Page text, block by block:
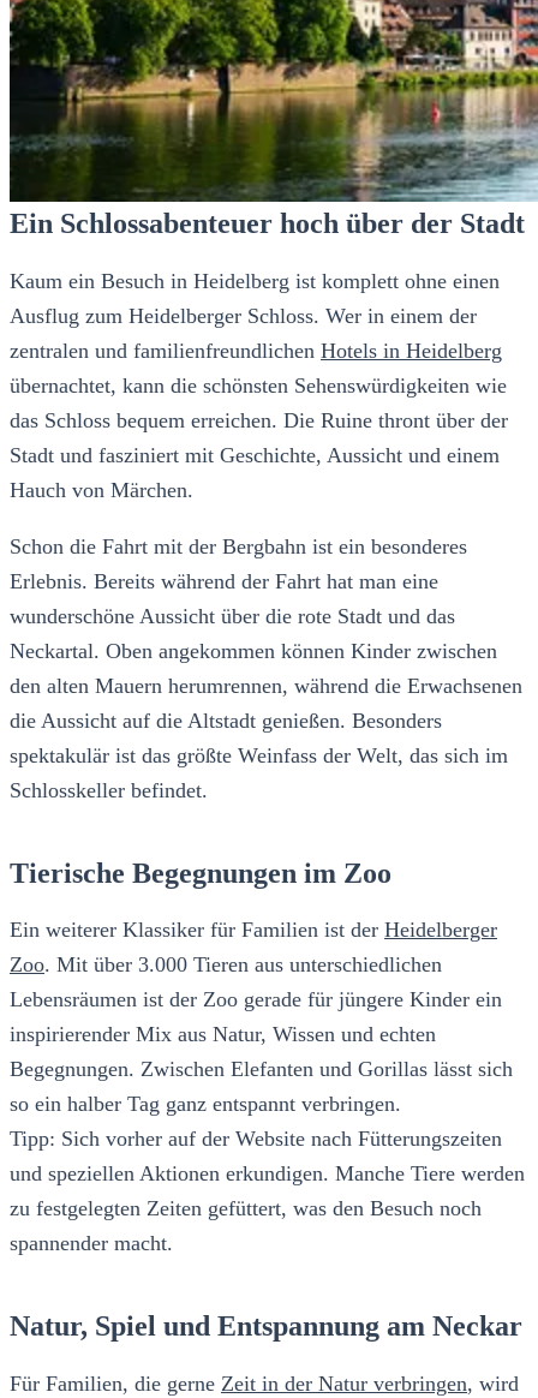
Ein Schlossabenteuer hoch über der Stadt
Kaum ein Besuch in Heidelberg ist komplett ohne einen
Ausflug zum Heidelberger Schloss. Wer in einem der
zentralen und familienfreundlichen Hotels in Heidelberg
übernachtet, kann die schönsten Sehenswürdigkeiten wie
das Schloss bequem erreichen. Die Ruine thront über der
Stadt und fasziniert mit Geschichte, Aussicht und einem
Hauch von Märchen.
Schon die Fahrt mit der Bergbahn ist ein besonderes
Erlebnis. Bereits während der Fahrt hat man eine
wunderschöne Aussicht über die rote Stadt und das
Neckartal. Oben angekommen können Kinder zwischen
den alten Mauern herumrennen, während die Erwachsenen
die Aussicht auf die Altstadt genießen. Besonders
spektakulär ist das größte Weinfass der Welt, das sich im
Schlosskeller befindet.
Tierische Begegnungen im Zoo
Ein weiterer Klassiker für Familien ist der Heidelberger
Zoo. Mit über 3.000 Tieren aus unterschiedlichen
Lebensräumen ist der Zoo gerade für jüngere Kinder ein
inspirierender Mix aus Natur, Wissen und echten
Begegnungen. Zwischen Elefanten und Gorillas lässt sich
so ein halber Tag ganz entspannt verbringen.
Tipp: Sich vorher auf der Website nach Fütterungszeiten
und speziellen Aktionen erkundigen. Manche Tiere werden
zu festgelegten Zeiten gefüttert, was den Besuch noch
spannender macht.
Natur, Spiel und Entspannung am Neckar
Für Familien, die gerne Zeit in der Natur verbringen, wird